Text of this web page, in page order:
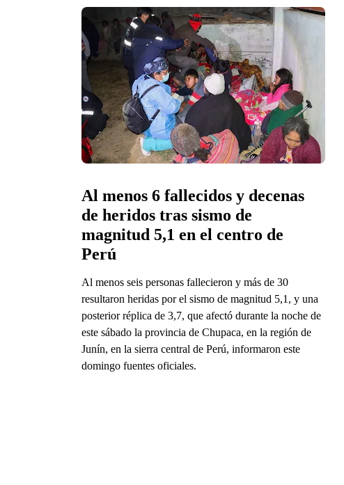
Al menos 6 fallecidos y decenas
de heridos tras sismo de
magnitud 5,1 en el centro de
Perú
Al menos seis personas fallecieron y más de 30
resultaron heridas por el sismo de magnitud 5,1, y una
posterior réplica de 3,7, que afectó durante la noche de
este sábado la provincia de Chupaca, en la región de
Junín, en la sierra central de Perú, informaron este
domingo fuentes oficiales.